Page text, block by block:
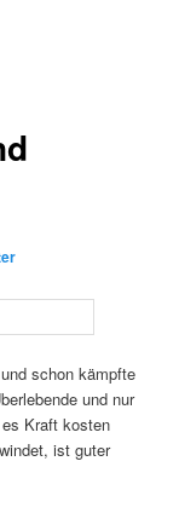
schon kämpfte
und nur
Kraft kosten
ist guter